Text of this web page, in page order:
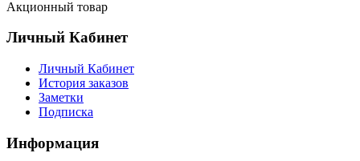
Акционный товар
Личный Кабинет
Личный Кабинет
История заказов
Заметки
Подписка
Информация